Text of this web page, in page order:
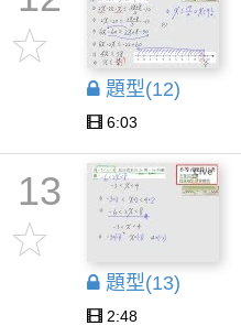
題型(12)
6:03
13
題型(13)
2:48